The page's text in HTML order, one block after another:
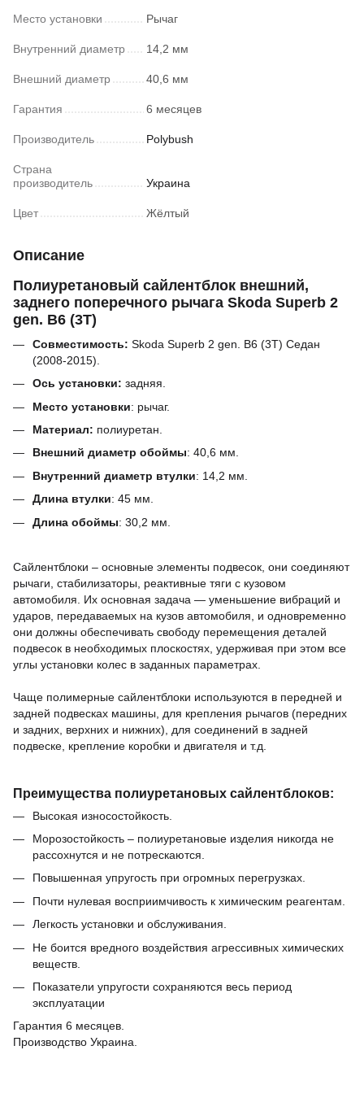
Место установки Рычаг
Внутренний диаметр 14,2 мм
Внешний диаметр 40,6 мм
Гарантия 6 месяцев
Производитель Polybush
Страна
производитель
Украина
Цвет Жёлтый
Описание
Полиуретановый сайлентблок внешний,
заднего поперечного рычага Skoda Superb 2
gen. B6 (3T)
Совместимость: Skoda Superb 2 gen. B6 (3T) Седан
(2008-2015).
Ось установки: задняя.
Место установки: рычаг.
Материал: полиуретан.
Внешний диаметр обоймы: 40,6 мм.
Внутренний диаметр втулки: 14,2 мм.
Длина втулки: 45 мм.
Длина обоймы: 30,2 мм.
Сайлентблоки – основные элементы подвесок, они соединяют
рычаги, стабилизаторы, реактивные тяги с кузовом
автомобиля.
Их основная задача — уменьшение вибраций и
ударов, передаваемых на кузов автомобиля, и одновременно
они должны обеспечивать свободу перемещения деталей
подвесок в необходимых плоскостях, удерживая при этом все
углы установки колес в заданных параметрах.
Чаще полимерные сайлентблоки используются в передней и
задней подвесках машины,
для крепления рычагов (передних
и задних, верхних и нижних),
для соединений в задней
подвеске, крепление коробки и двигателя и т.д.
Преимущества полиуретановых сайлентблоков:
Высокая износостойкость.
Морозостойкость – полиуретановые изделия никогда не
рассохнутся и не потрескаются.
Повышенная упругость при огромных перегрузках.
Почти нулевая восприимчивость к химическим реагентам.
Легкость установки и обслуживания.
Не боится вредного воздействия агрессивных химических
веществ.
Показатели упругости сохраняются весь период
эксплуатации
Гарантия 6 месяцев.
Производство Украина.